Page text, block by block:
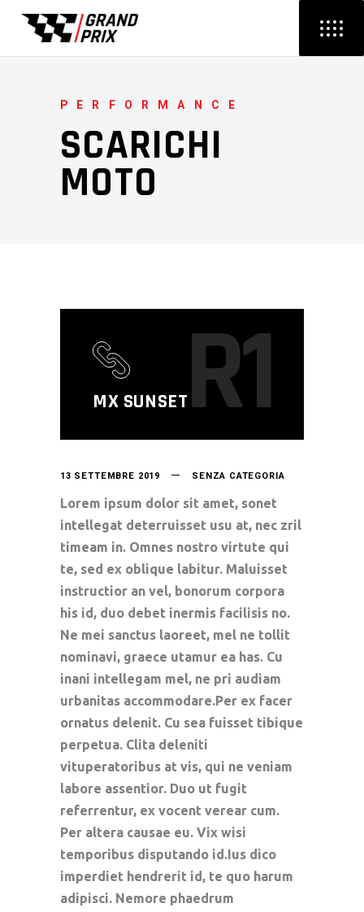
PERFORMANCE
SCARICHI
MOTO
MX SUNSETR1
13 SETTEMBRE 2019 SENZA CATEGORIA
Lorem ipsum dolor sit amet, sonet
intellegat deterruisset usu at, nec zril
timeam in. Omnes nostro virtute qui
te, sed ex oblique labitur. Maluisset
instructior an vel, bonorum corpora
his id, duo debet inermis facilisis no.
Ne mei sanctus laoreet, mel ne tollit
nominavi, graece utamur ea has. Cu
inani intellegam mel, ne pri audiam
urbanitas accommodare.Per ex facer
ornatus delenit. Cu sea fuisset tibique
perpetua. Clita deleniti
vituperatoribus at vis, qui ne veniam
labore assentior. Duo ut fugit
referrentur, ex vocent verear cum.
Per altera causae eu. Vix wisi
temporibus disputando id.Ius dico
imperdiet hendrerit id, te quo harum
adipisci. Nemore phaedrum